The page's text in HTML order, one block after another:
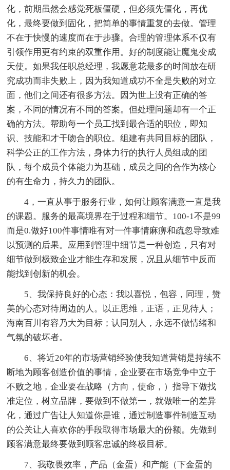
化，前期虽然会感觉死板僵硬，但必须先僵化，再优
化，最终要做到固化，把简单的事情重复的去做。管理
不在于快慢的速度而在于步骤。合理的管理体系不仅有
引领作用更有约束的双重作用。好的制度能让魔鬼变成
天使。如果我任职总经理，我愿意花最多的时间放在研
究成功而非失败上，因为我知道成功不全是失败的对立
面，他们之间还有很多方法。因为世上没有正确的答
案，不同的情况有不同的答案。但处理问题却有一个正
确的方法。帮助每一个员工找到最合适的职位，即知
识、技能和才干吻合的职位。组建有共同目标的团队，
科学公正的工作方法，身体力行的执行人员组成的团
队，每个成员个体能力为基础，成员之间的合作为核心
的有生命力，持久力的团队。
4，一直从事于服务行业，如何让顾客满意一直是我
的课题。服务的最高境界在于过程和细节。100-1不是99
而是0.做好100件事情唯有对一件事情麻痹和疏忽导致难
以预测的后果。应用到管理中细节是一种创造，只有对
细节做到极致企业才能生存和发展，况且从细节中反而
能找到创新的机会。
5、我保持良好的心态：我以喜悦，包容，同理，赞
美的心态对待周边的人。以正思维，正语，正见待人；
海南百川有容乃大为目标；认同别人，永远不做情绪和
气氛的破坏者。
6、将近20年的市场营销经验使我知道营销是持续不
断地为顾客创造价值的事情，企业要在市场竞争中立于
不败之地，企业要在战略（方向，使命，）指导下做找
准定位，树立品牌，要做到不做第一，就做唯一的差异
化，通过广告让人知道你是谁，通过制造事件制造互动
的公关让人喜欢你的手段取得市场最大的份额。先做到
顾客满意最终要做到顾客忠诚的终极目标。
7、我敬畏效率，产品（金蛋）和产能（下金蛋的